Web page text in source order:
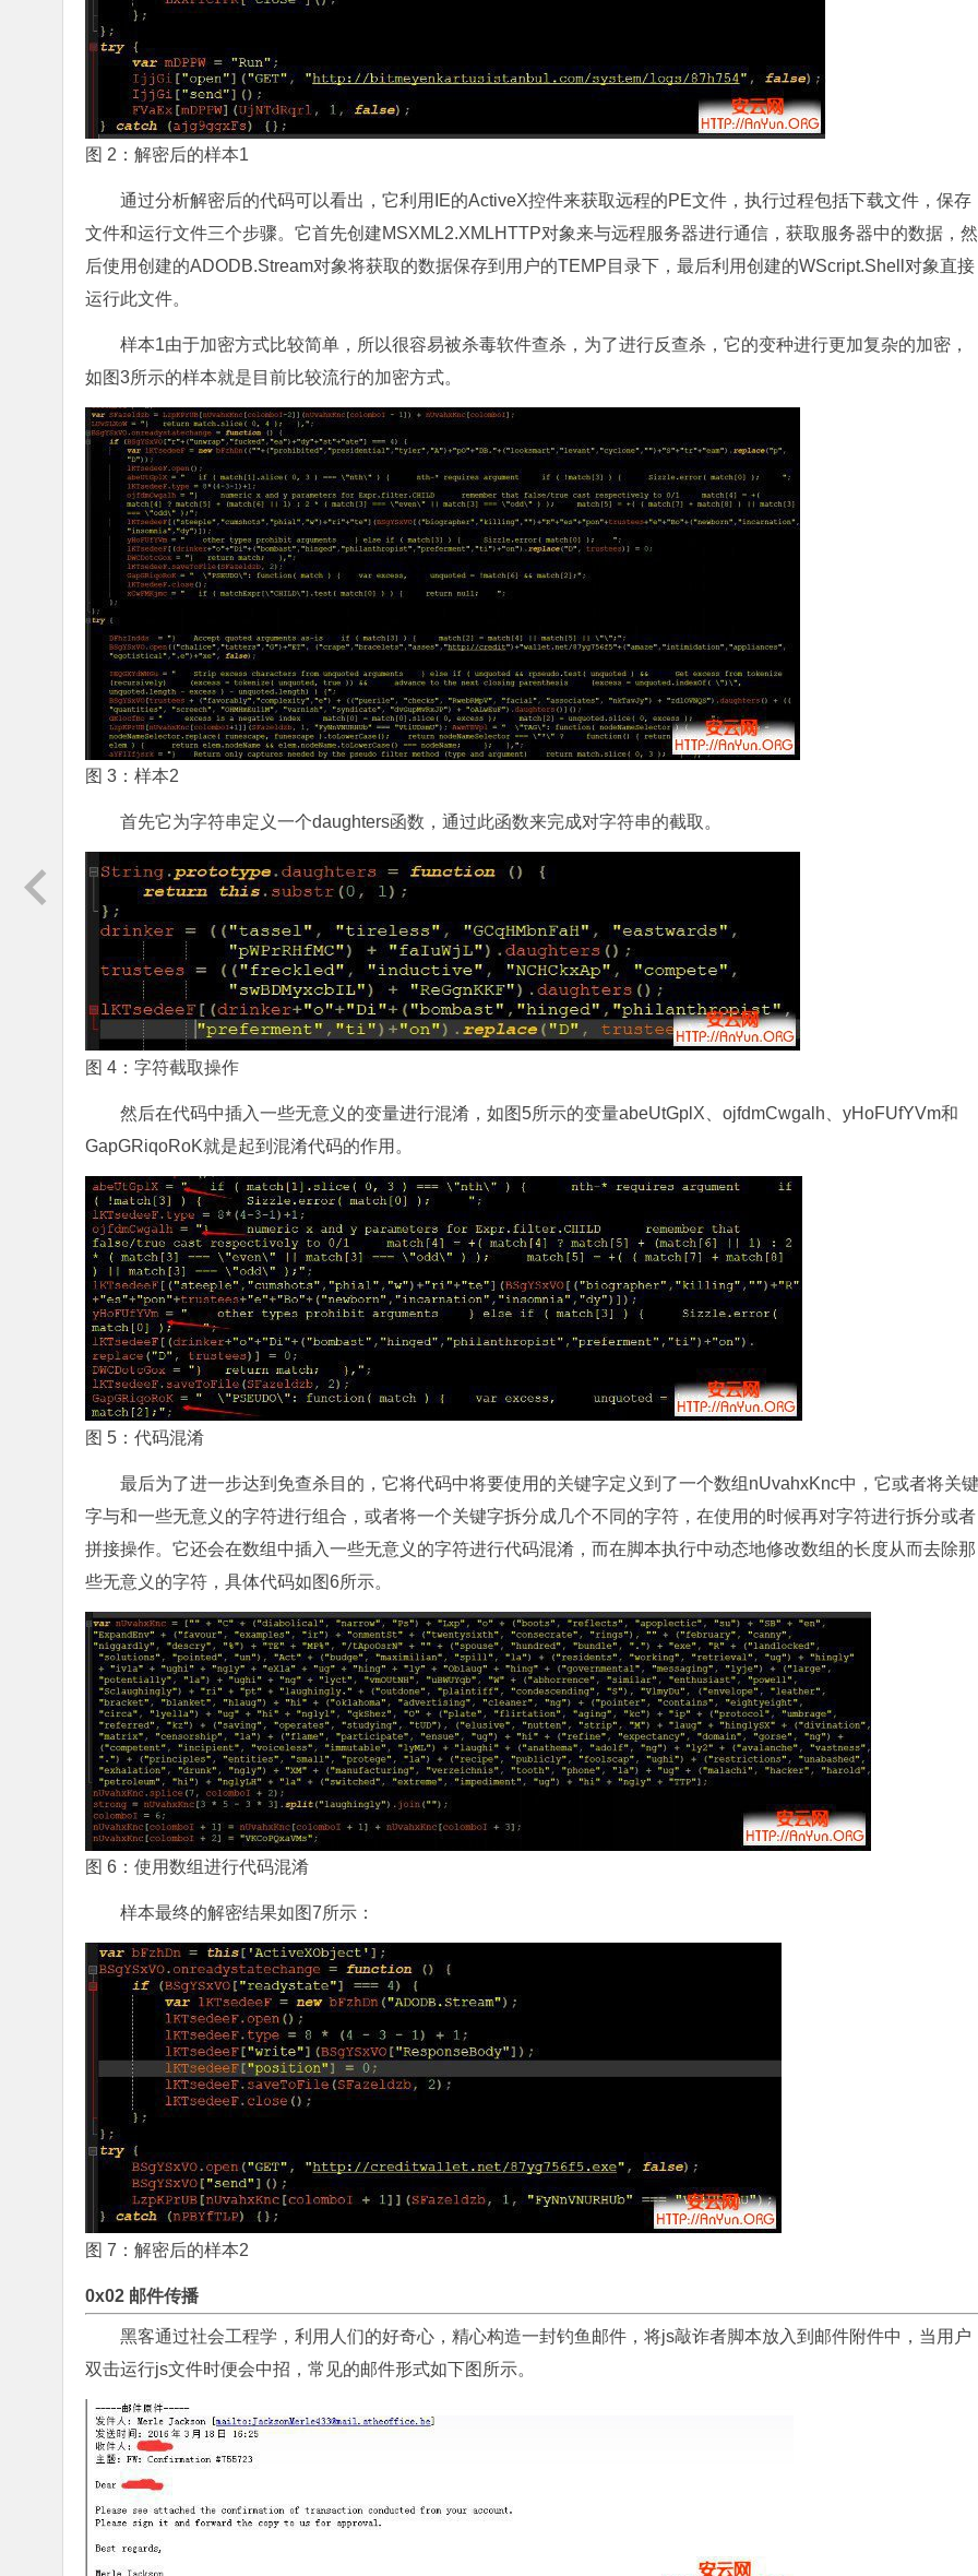
图 2：解密后的样本1
通过分析解密后的代码可以看出，它利用IE的ActiveX控件来获取远程的PE文件，执行过程包括下载文件，保存
文件和运行文件三个步骤。它首先创建MSXML2.XMLHTTP对象来与远程服务器进行通信，获取服务器中的数据，然
后使用创建的ADODB.Stream对象将获取的数据保存到用户的TEMP目录下，最后利用创建的WScript.Shell对象直接
运行此文件。
样本1由于加密方式比较简单，所以很容易被杀毒软件查杀，为了进行反查杀，它的变种进行更加复杂的加密，
如图3所示的样本就是目前比较流行的加密方式。
图 3：样本2
首先它为字符串定义一个daughters函数，通过此函数来完成对字符串的截取。
图 4：字符截取操作
然后在代码中插入一些无意义的变量进行混淆，如图5所示的变量abeUtGplX、ojfdmCwgalh、yHoFUfYVm和
GapGRiqoRoK就是起到混淆代码的作用。
图 5：代码混淆
最后为了进一步达到免查杀目的，它将代码中将要使用的关键字定义到了一个数组nUvahxKnc中，它或者将关键
字与和一些无意义的字符进行组合，或者将一个关键字拆分成几个不同的字符，在使用的时候再对字符进行拆分或者
拼接操作。它还会在数组中插入一些无意义的字符进行代码混淆，而在脚本执行中动态地修改数组的长度从而去除那
些无意义的字符，具体代码如图6所示。
图 6：使用数组进行代码混淆
样本最终的解密结果如图7所示：
图 7：解密后的样本2
0x02 邮件传播
黑客通过社会工程学，利用人们的好奇心，精心构造一封钓鱼邮件，将js敲诈者脚本放入到邮件附件中，当用户
双击运行js文件时便会中招，常见的邮件形式如下图所示。